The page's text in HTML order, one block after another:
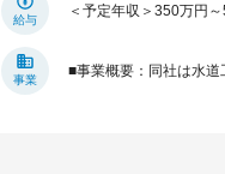
給与
＜予定年収＞350万円
事業
■事業概要：同社は水道